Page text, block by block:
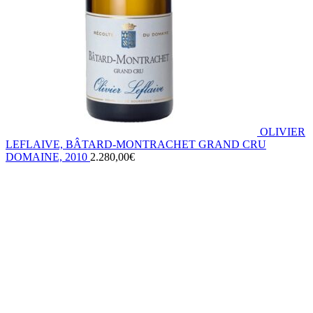
OLIVIER
LEFLAIVE, BÂTARD-MONTRACHET GRAND CRU
DOMAINE, 2010 2.280,00€